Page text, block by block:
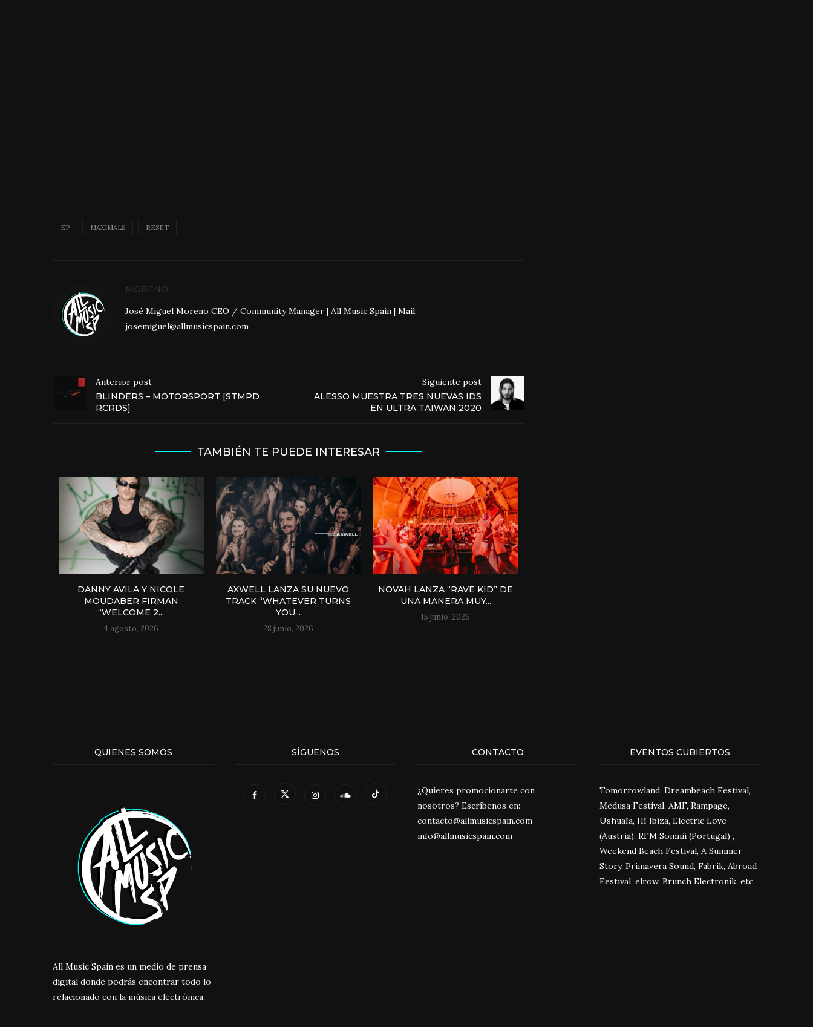
EP MAXIMALS RESET
MORENO
José Miguel Moreno CEO / Community Manager | All Music Spain | Mail:
josemiguel@allmusicspain.com
Anterior post
BLINDERS – MOTORSPORT [STMPD
RCRDS]
Siguiente post
ALESSO MUESTRA TRES NUEVAS IDS
EN ULTRA TAIWAN 2020
TAMBIÉN TE PUEDE INTERESAR
DANNY AVILA Y NICOLE
MOUDABER FIRMAN
“WELCOME 2...
4 agosto, 2026
AXWELL LANZA SU NUEVO
TRACK “WHATEVER TURNS
YOU...
28 junio, 2026
NOVAH LANZA “RAVE KID” DE
UNA MANERA MUY...
15 junio, 2026
QUIENES SOMOS
All Music Spain es un medio de prensa
digital donde podrás encontrar todo lo
relacionado con la música electrónica.
SÍGUENOS CONTACTO
¿Quieres promocionarte con
nosotros? Escríbenos en:
contacto@allmusicspain.com
info@allmusicspain.com
EVENTOS CUBIERTOS
Tomorrowland, Dreambeach Festival,
Medusa Festival, AMF, Rampage,
Ushuaïa, Hï Ibiza, Electric Love
(Austria), RFM Somnii (Portugal) ,
Weekend Beach Festival, A Summer
Story, Primavera Sound, Fabrik, Abroad
Festival, elrow, Brunch Electronik, etc